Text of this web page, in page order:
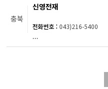
충북
신영전재
전화번호 : 043)216-5400
...